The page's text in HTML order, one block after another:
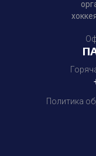
Политика